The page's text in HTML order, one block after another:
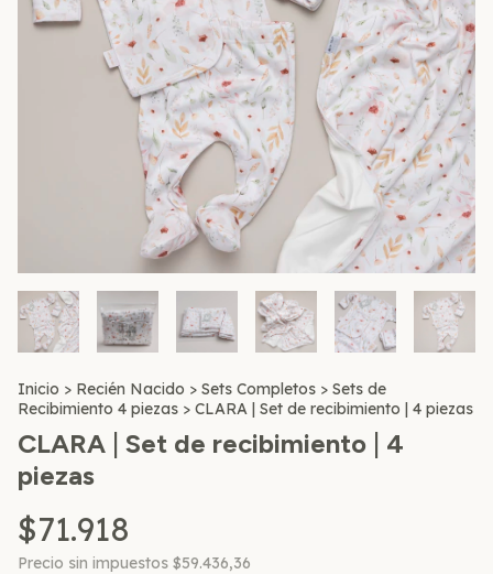
Inicio > Recién Nacido > Sets Completos > Sets de
Recibimiento 4 piezas > CLARA | Set de recibimiento | 4 piezas
CLARA | Set de recibimiento | 4
piezas
$71.918
Precio sin impuestos $59.436,36